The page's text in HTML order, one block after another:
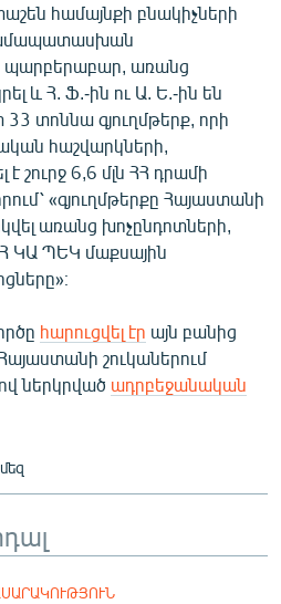
համայնքի բնակիչների
պարբերաբար, առանց
և Հ. Ֆ.-ին ու Ա. Ե.-ին են
33 տոննա գյուղմթերք, որի
հաշվարկների,
շուրջ 6,6 մլն ՀՀ դրամի
«գյուղմթերքը Հայաստանի
առանց խոչընդոտների,
ԿԱ ՊԵԿ մաքսային
հարուցվել էր այն բանից
շուկաներում
ներկրված ադրբեջանական